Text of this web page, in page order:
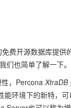
费开源数据库提供
也简单了解一下。
，Percona XtraDB
能环境下的新特，可